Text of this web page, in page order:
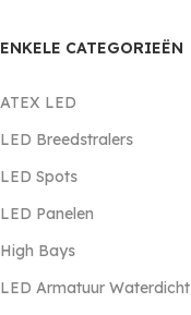
ENKELE CATEGORIEËN
ATEX LED
LED Breedstralers
LED Spots
LED Panelen
High Bays
LED Armatuur Waterdicht